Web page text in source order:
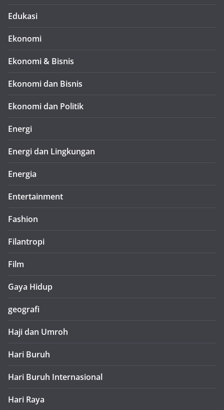
Edukasi
Ekonomi
Ekonomi & Bisnis
Ekonomi dan Bisnis
Ekonomi dan Politik
Energi
Energi dan Lingkungan
Energia
Entertainment
Fashion
Filantropi
Film
Gaya Hidup
geografi
Haji dan Umroh
Hari Buruh
Hari Buruh Internasional
Hari Raya